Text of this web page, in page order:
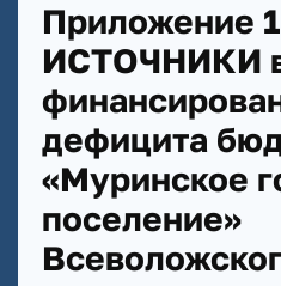
Приложение 1
ИСТОЧНИКИ
дефицита
«Муринское
поселение»